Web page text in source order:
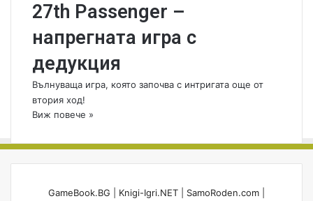
27th Passenger –
напрегната игра с
дедукция
Вълнуваща игра, която започва с интригата още от
втория ход!
Виж повече »
GameBook.BG Knigi-Igri.NET SamoRoden.com